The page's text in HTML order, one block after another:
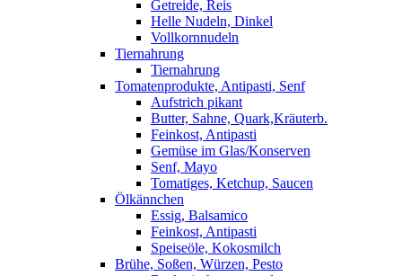
Getreide, Reis
Helle Nudeln, Dinkel
Vollkornnudeln
Tiernahrung
Tiernahrung
Tomatenprodukte, Antipasti, Senf
Aufstrich pikant
Butter, Sahne, Quark,Kräuterb.
Feinkost, Antipasti
Gemüse im Glas/Konserven
Senf, Mayo
Tomatiges, Ketchup, Saucen
Ölkännchen
Essig, Balsamico
Feinkost, Antipasti
Speiseöle, Kokosmilch
Brühe, Soßen, Würzen, Pesto